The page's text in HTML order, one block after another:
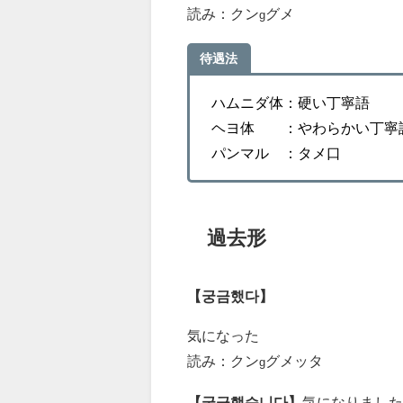
読み：クンgグメ
待遇法
ハムニダ体：硬い丁寧語
ヘヨ体 ：やわらかい丁寧
パンマル ：タメ口
過去形
【궁금했다】
気になった
読み：クンgグメッタ